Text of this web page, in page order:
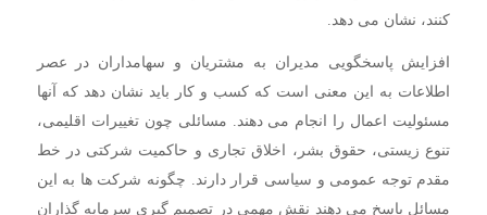
کنند، نشان می دهد.
افزایش پاسخگویی مدیران به مشتریان و سهامداران در عصر
اطلاعات به این معنی است که کسب و کار باید نشان دهد که آنها
مسئولیت اعمال را انجام می دهند. مسائلی چون تغییرات اقلیمی،
تنوع زیستی، حقوق بشر، اخلاق تجاری و حاکمیت شرکتی در خط
مقدم توجه عمومی و سیاسی قرار دارند. چگونه شرکت ها به این
مسائل پاسخ می دهند نقش مهمی در تصمیم گیری سرمایه گذاران